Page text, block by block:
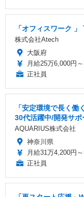
「オフィスワーク
株式会社Atech
大阪府
月給25万6,000円
正社員
「安定環境で長く
30代活躍中/開発サポ
AQUARIUS株式会社
神奈川県
月給31万4,200円
正社員